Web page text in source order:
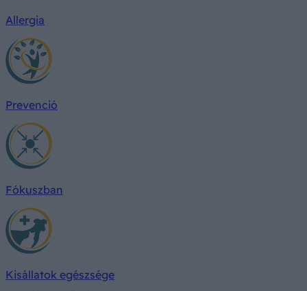
Allergia
Prevenció
Fókuszban
Kisállatok egészsége